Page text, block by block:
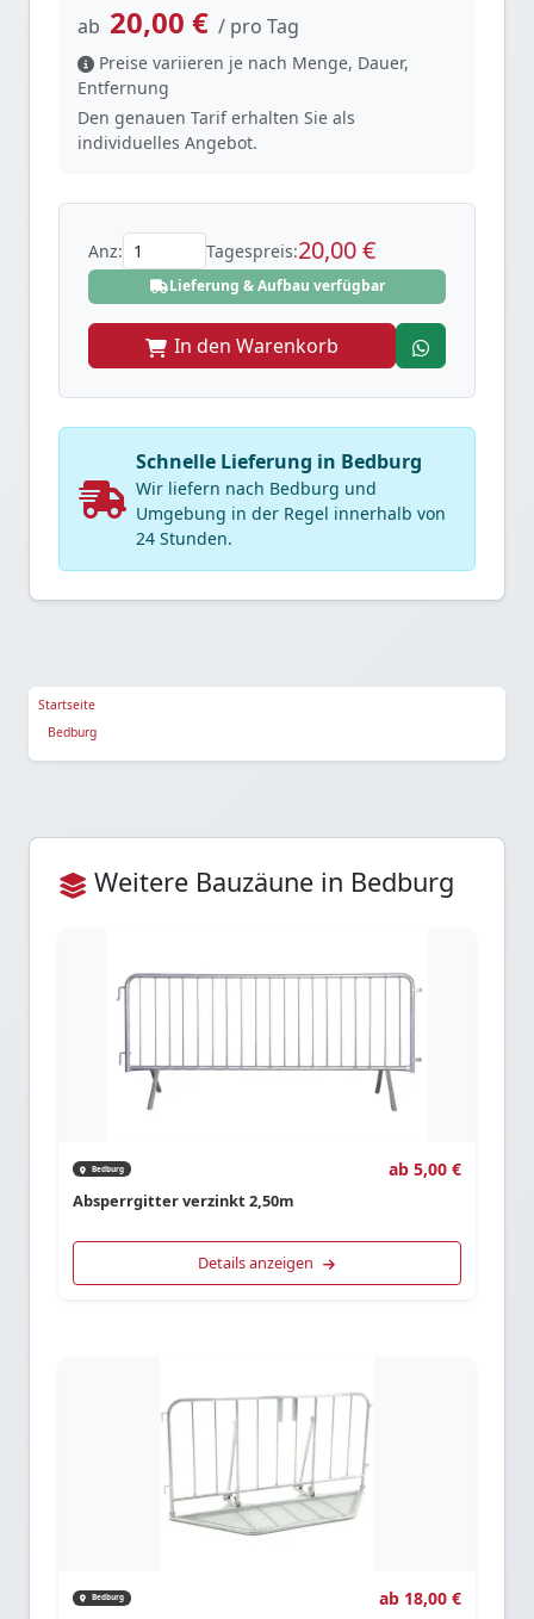
Startseite
Bedburg
ab 20,00 € / pro Tag
Preise variieren je nach Menge, Dauer,
Entfernung
Den genauen Tarif erhalten Sie als
individuelles Angebot.
Anz: Tagespreis:20,00 €
Lieferung & Aufbau verfügbar
In den Warenkorb
Schnelle Lieferung in Bedburg
Wir liefern nach Bedburg und
Umgebung in der Regel innerhalb von
24 Stunden.
Weitere Bauzäune in Bedburg
Bedburg ab 5,00 €
Absperrgitter verzinkt 2,50m
Details anzeigen
Bedburg ab 18,00 €